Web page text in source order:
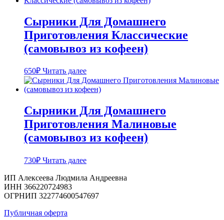
Сырники Для Домашнего
Приготовления Классические
(самовывоз из кофеен)
650₽ Читать далее
Сырники Для Домашнего
Приготовления Малиновые
(самовывоз из кофеен)
730₽ Читать далее
ИП Алексеева Людмила Андреевна
ИНН 366220724983
ОГРНИП 322774600547697
Публичная оферта